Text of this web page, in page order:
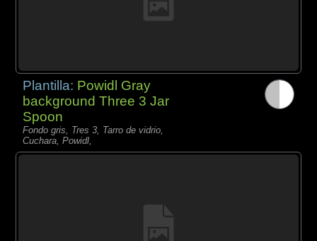
Plantilla: Powidl Gray
background Three 3 Jar
Spoon
Fondo gris, Tres 3, Tarro de vidrio,
Cuchara, Powidl,